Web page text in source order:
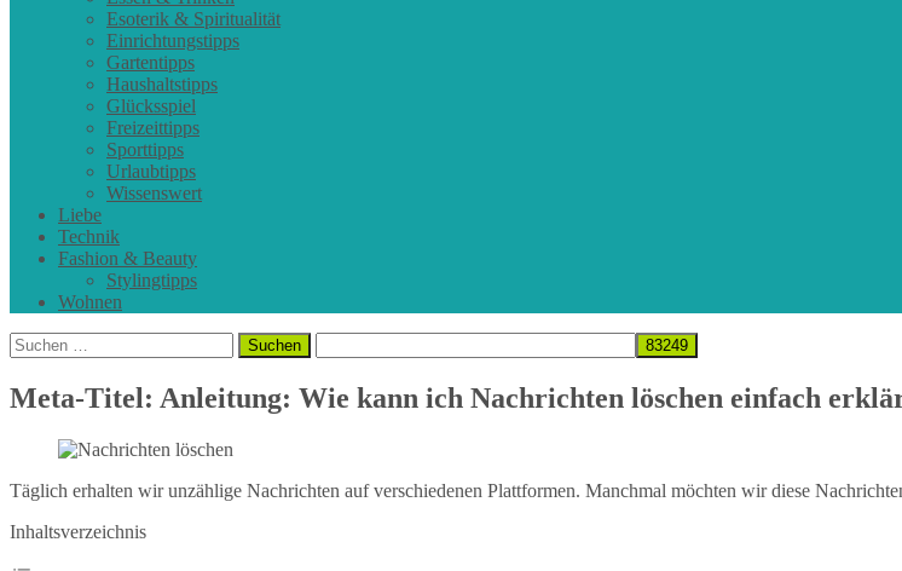
Esoterik & Spiritualität
Einrichtungstipps
Gartentipps
Haushaltstipps
Glücksspiel
Freizeittipps
Sporttipps
Urlaubtipps
Wissenswert
Liebe
Technik
Fashion & Beauty
Stylingtipps
Wohnen
Suchen
nach:
Meta-Titel: Anleitung: Wie kann ich Nachrichten löschen einfach
Täglich erhalten wir unzählige Nachrichten auf verschiedenen Plattformen. Manchmal möchten wir diese
Inhaltsverzeichnis